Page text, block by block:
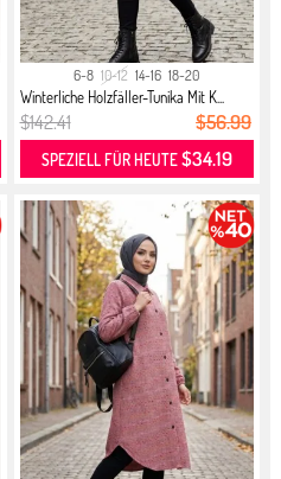
6-8 10-12 14-16 18-20
Winterliche Holzfäller-Tunika Mit K...
$142.41 $56.99
SPEZIELL FÜR HEUTE$34.19